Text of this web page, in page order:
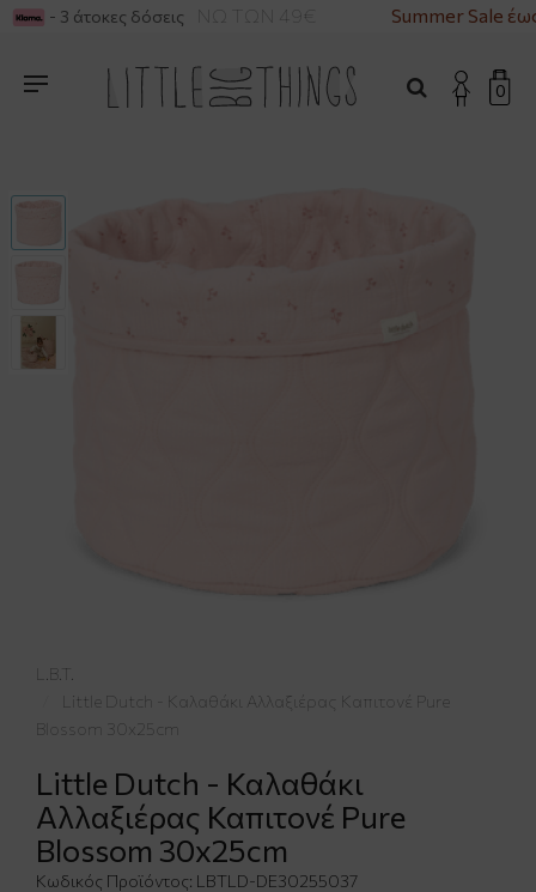
ΓΙΑ ΑΓΟΡΕΣ ΑΝΩ ΤΩΝ 49€ Summer Sale
- 3 άτοκες δόσεις
0
L.B.T.
Little Dutch - Καλαθάκι Αλλαξιέρας Καπιτονέ Pure
Blossom 30x25cm
Little Dutch - Καλαθάκι
Αλλαξιέρας Καπιτονέ Pure
Blossom 30x25cm
Κωδικός Προϊόντος: LBTLD-DE30255037